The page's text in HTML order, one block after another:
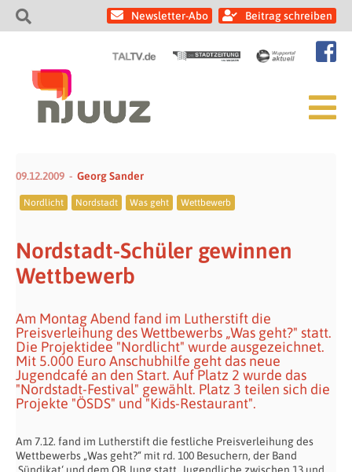
Newsletter-Abo Beitrag schreiben
09.12.2009 Georg Sander
Nordlicht Nordstadt Was geht Wettbewerb
Nordstadt-Schüler gewinnen
Wettbewerb
Am Montag Abend fand im Lutherstift die
Preisverleihung des Wettbewerbs „Was geht?" statt.
Die Projektidee "Nordlicht" wurde ausgezeichnet.
Mit 5.000 Euro Anschubhilfe geht das neue
Jugendcafé an den Start. Auf Platz 2 wurde das
"Nordstadt-Festival" gewählt. Platz 3 teilen sich die
Projekte "ÖSDS" und "Kids-Restaurant".
Am 7.12. fand im Lutherstift die festliche Preisverleihung des
Wettbewerbs „Was geht?“ mit rd. 100 Besuchern, der Band